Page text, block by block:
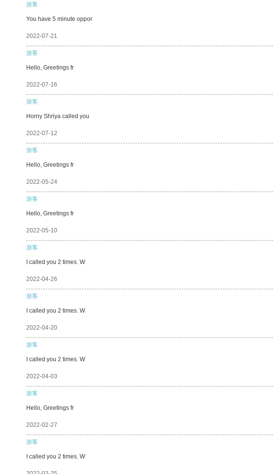
游客
You have 5 minute oppor
2022-07-21
游客
Hello, Greetings fr
2022-07-16
游客
Horny Shriya called you
2022-07-12
游客
Hello, Greetings fr
2022-05-24
游客
Hello, Greetings fr
2022-05-10
游客
I called you 2 times. W
2022-04-26
游客
I called you 2 times. W
2022-04-20
游客
I called you 2 times. W
2022-04-03
游客
Hello, Greetings fr
2022-02-27
游客
I called you 2 times. W